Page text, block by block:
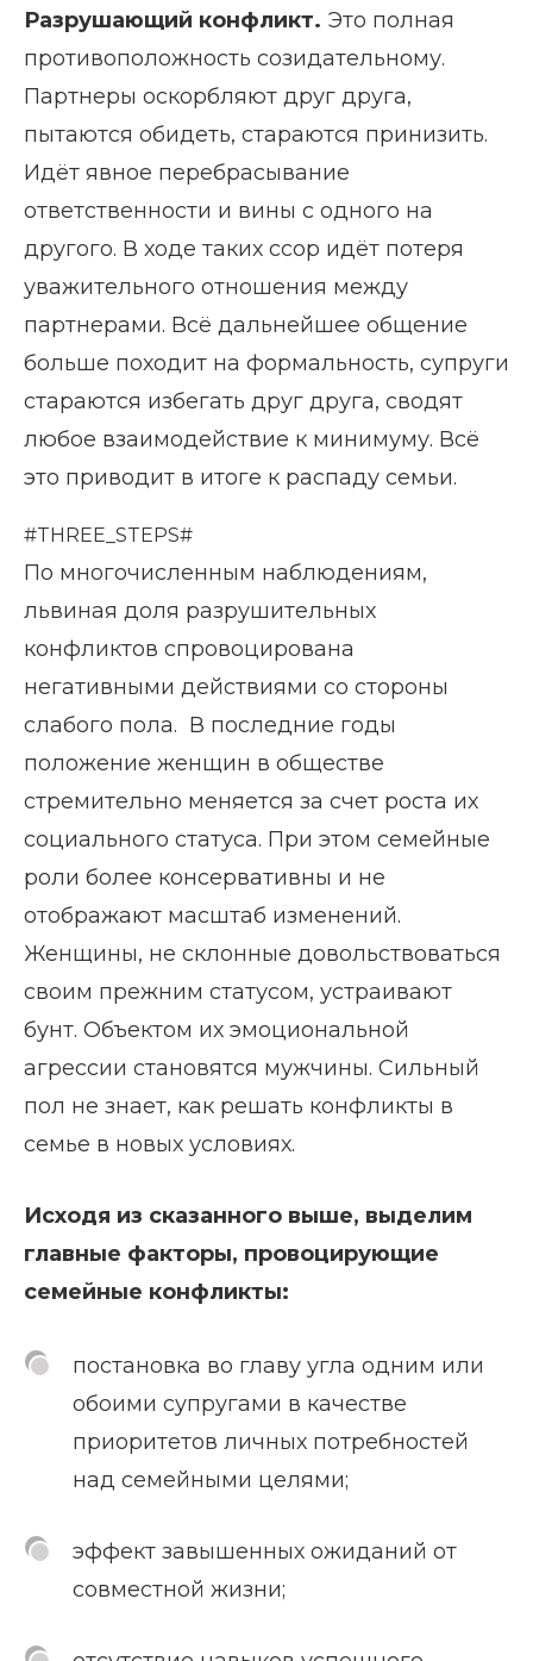
Разрушающий конфликт. Это полная
противоположность созидательному.
Партнеры оскорбляют друг друга,
пытаются обидеть, стараются принизить.
Идёт явное перебрасывание
ответственности и вины с одного на
другого. В ходе таких ссор идёт потеря
уважительного отношения между
партнерами. Всё дальнейшее общение
больше походит на формальность, супруги
стараются избегать друг друга, сводят
любое взаимодействие к минимуму. Всё
это приводит в итоге к распаду семьи.
#THREE_STEPS#
По многочисленным наблюдениям,
львиная доля разрушительных
конфликтов спровоцирована
негативными действиями со стороны
слабого пола. В последние годы
положение женщин в обществе
стремительно меняется за счет роста их
социального статуса. При этом семейные
роли более консервативны и не
отображают масштаб изменений.
Женщины, не склонные довольствоваться
своим прежним статусом, устраивают
бунт. Объектом их эмоциональной
агрессии становятся мужчины. Сильный
пол не знает, как решать конфликты в
семье в новых условиях.
Исходя из сказанного выше, выделим
главные факторы, провоцирующие
семейные конфликты:
постановка во главу угла одним или
обоими супругами в качестве
приоритетов личных потребностей
над семейными целями;
эффект завышенных ожиданий от
совместной жизни;